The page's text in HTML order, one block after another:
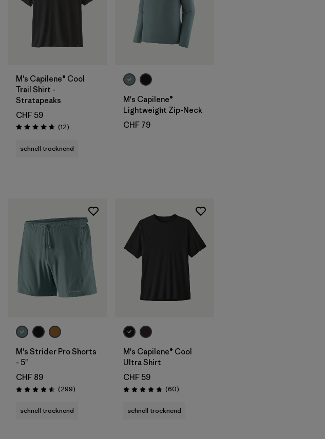
M's Capilene® Cool
Trail Shirt -
Stratapeaks
CHF 59
Bewertung: 4.8 / 5
(12Rezensionen
)
schnell trocknend
M's Capilene®
Lightweight Zip-Neck
CHF 79
M's Strider Pro Shorts
- 5"
CHF 89
Bewertung: 4.5 / 5
(299Rezensionen
)
schnell trocknend
M's Capilene® Cool
Ultra Shirt
CHF 59
Bewertung: 4.8 / 5
(60Rezensionen
)
schnell trocknend